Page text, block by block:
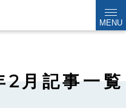
MENU
月記事一覧